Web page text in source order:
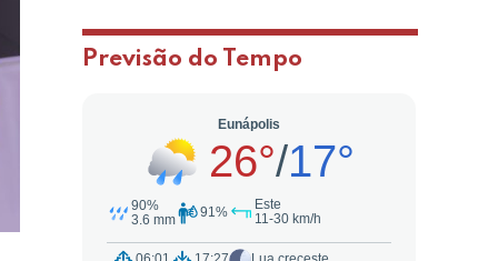
Previsão do Tempo